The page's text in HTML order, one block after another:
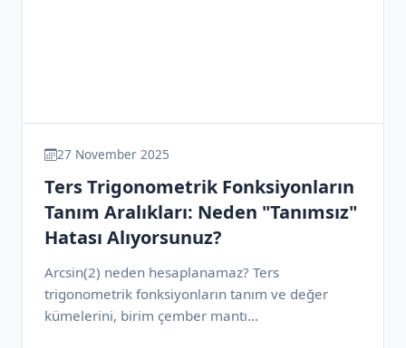
27 November 2025
Ters Trigonometrik Fonksiyonların
Tanım Aralıkları: Neden "Tanımsız"
Hatası Alıyorsunuz?
Arcsin(2) neden hesaplanamaz? Ters
trigonometrik fonksiyonların tanım ve değer
kümelerini, birim çember mantı…